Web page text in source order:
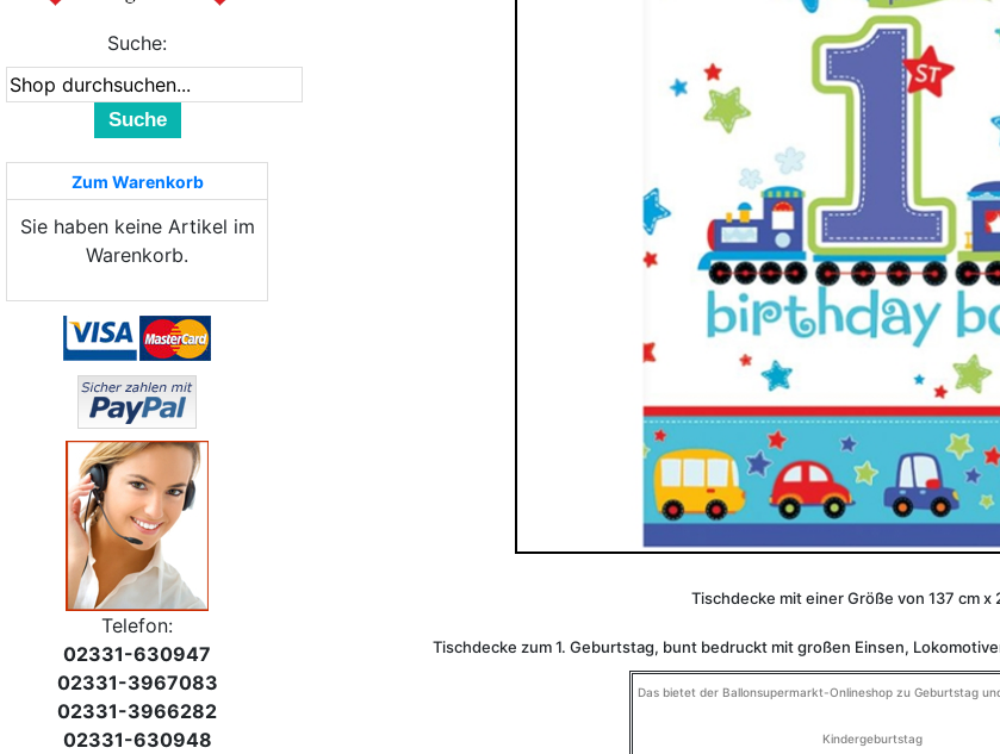
Tischdecke mit einer Größe von 137 cm x
Tischdecke zum 1. Geburtstag, bunt bedruckt mit großen Einsen,
Das bietet der Ballonsupermarkt-Onlineshop zu Geburtstag
Kindergeburtstag
Suche:
Suche
Zum Warenkorb
Sie haben keine Artikel im
Warenkorb.
Telefon:
02331-630947
02331-3967083
02331-3966282
02331-630948